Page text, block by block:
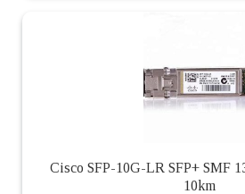
Cisco SFP-10G-LR SFP+ SMF
10km